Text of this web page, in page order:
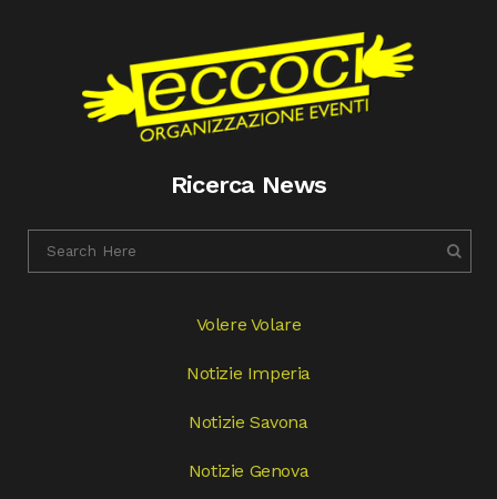
Ricerca News
Volere Volare
Notizie Imperia
Notizie Savona
Notizie Genova